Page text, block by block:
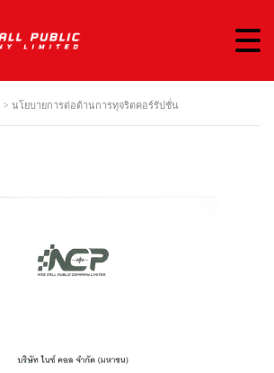
> นโยบายการต่อต้านการทุจริตคอร์รัปชั่น